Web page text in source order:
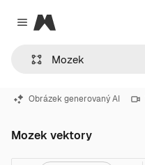
Close menu
Magnific
Obrázek generovaný AI
Mozek vektory